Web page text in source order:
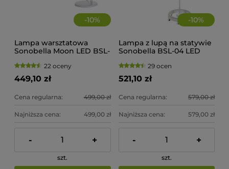
-10%
Lampa warsztatowa
Sonobella Moon LED BSL-
22 oceny
449,10 zł
Cena regularna: 499,00 zł
Najniższa cena: 499,00 zł
- +
szt.
-10%
Lampa z lupą na statywie
Sonobella BSL-04 LED
29 ocen
521,10 zł
Cena regularna: 579,00 zł
Najniższa cena: 579,00 zł
- +
szt.